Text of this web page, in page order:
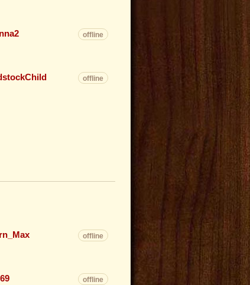
offline
offline
offline
offline